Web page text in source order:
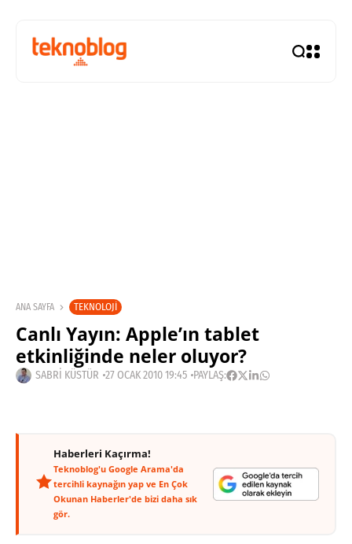
ANA SAYFA TEKNOLOJI
Canlı Yayın: Apple’ın tablet
etkinliğinde neler oluyor?
SABRI KÜSTÜR 27 OCAK 2010 19:45 PAYLAŞ:
Haberleri Kaçırma!
Teknoblog'u Google Arama'da
tercihli kaynağın yap ve En Çok
Okunan Haberler'de bizi daha sık
gör.